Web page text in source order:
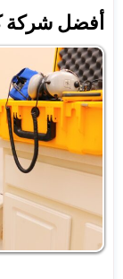
أفضل شركة